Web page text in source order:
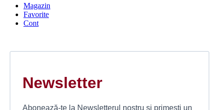
Magazin
Favorite
Cont
Newsletter
Abonează-te la Newsletterul nostru și primești un